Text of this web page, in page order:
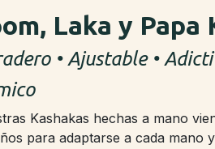
Laka y Papa
• Ajustable •
Kashakas hechas a mano
para adaptarse a cada mano